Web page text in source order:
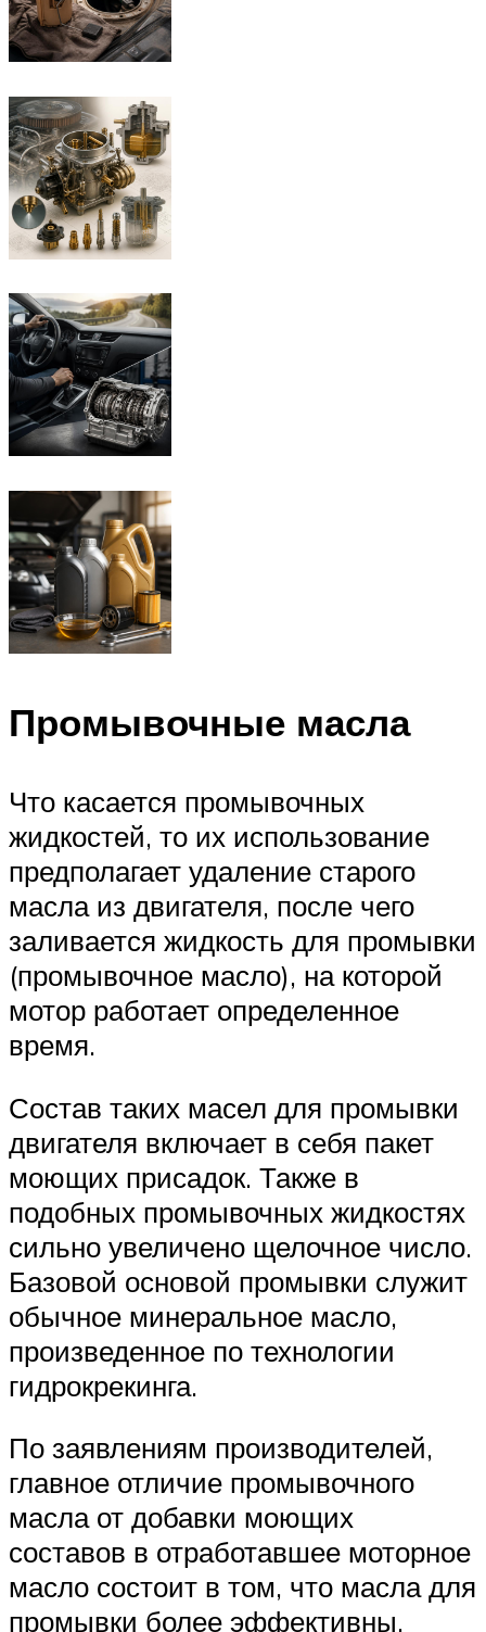
Промывочные масла
Что касается промывочных
жидкостей, то их использование
предполагает удаление старого
масла из двигателя, после чего
заливается жидкость для промывки
(промывочное масло), на которой
мотор работает определенное
время.
Состав таких масел для промывки
двигателя включает в себя пакет
моющих присадок. Также в
подобных промывочных жидкостях
сильно увеличено щелочное число.
Базовой основой промывки служит
обычное минеральное масло,
произведенное по технологии
гидрокрекинга.
По заявлениям производителей,
главное отличие промывочного
масла от добавки моющих
составов в отработавшее моторное
масло состоит в том, что масла для
промывки более эффективны.